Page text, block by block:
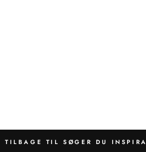
TILBAGE TIL SØGER DU